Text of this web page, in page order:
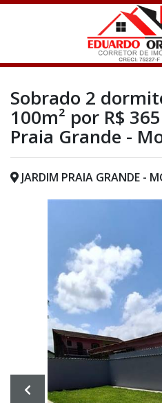
Sobrado 2
100m² por R$
Praia Grande -
JARDIM PRAIA GRANDE -